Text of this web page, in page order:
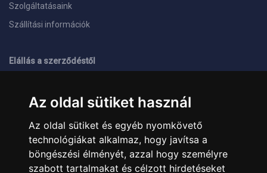
Az oldal sütiket használ
Az oldal sütiket és egyéb nyomkövető
technológiákat alkalmaz, hogy javítsa a
böngészési élményét, azzal hogy személyre
szabott tartalmakat és célzott hirdetéseket
Szolgáltatásaink
Szállítási információk
Elállás a szerződéstől
+36 1 445 4161
info@landcomputer.hu
1148 Budapest, Nagy Lajos király útja 24.
Nyitvatartás és kapcsolat